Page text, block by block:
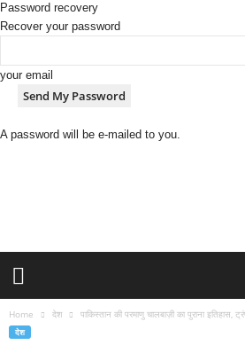
Password recovery
Recover your password
your email
A password will be e-mailed to you.
N
Home देश पाकिस्तान की परमाणु चालबाज़ी का पुराना इतिहास,
देश